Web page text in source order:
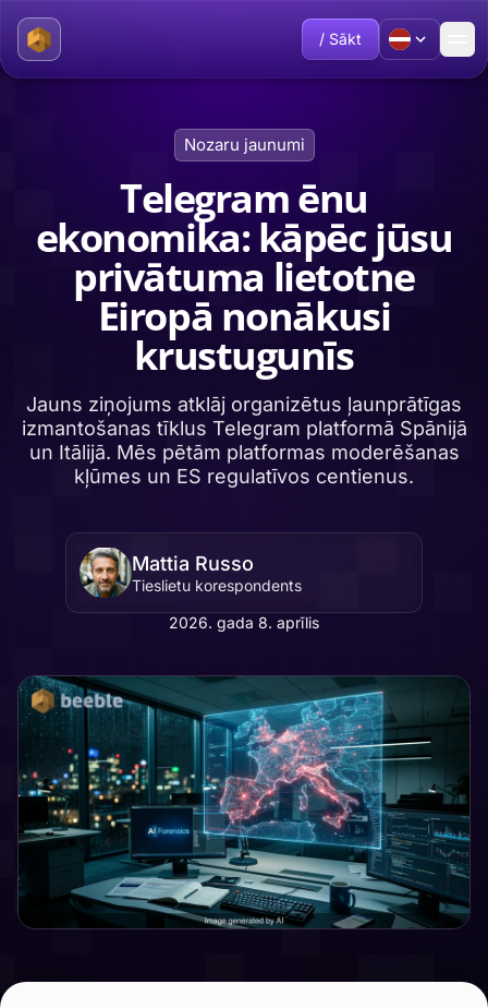
/ Sākt
Nozaru jaunumi
Telegram ēnu
ekonomika: kāpēc jūsu
privātuma lietotne
Eiropā nonākusi
krustugunīs
Jauns ziņojums atklāj organizētus ļaunprātīgas
izmantošanas tīklus Telegram platformā Spānijā
un Itālijā. Mēs pētām platformas moderēšanas
kļūmes un ES regulatīvos centienus.
Mattia Russo
Tieslietu korespondents
2026. gada 8. aprīlis